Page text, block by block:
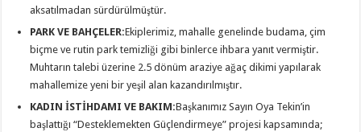
aksatılmadan sürdürülmüştür.
PARK VE BAHÇELER:Ekiplerimiz, mahalle genelinde budama, çim
biçme ve rutin park temizliği gibi binlerce ihbara yanıt vermiştir.
Muhtarın talebi üzerine 2.5 dönüm araziye ağaç dikimi yapılarak
mahallemize yeni bir yeşil alan kazandırılmıştır.
KADIN İSTİHDAMI VE BAKIM:Başkanımız Sayın Oya Tekin’in
başlattığı “Desteklemekten Güçlendirmeye” projesi kapsamında;